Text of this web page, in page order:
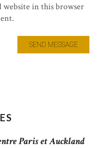
website in this browser
Paris et Auckland